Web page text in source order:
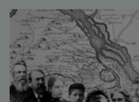
Philosophysics: the (pre-)history